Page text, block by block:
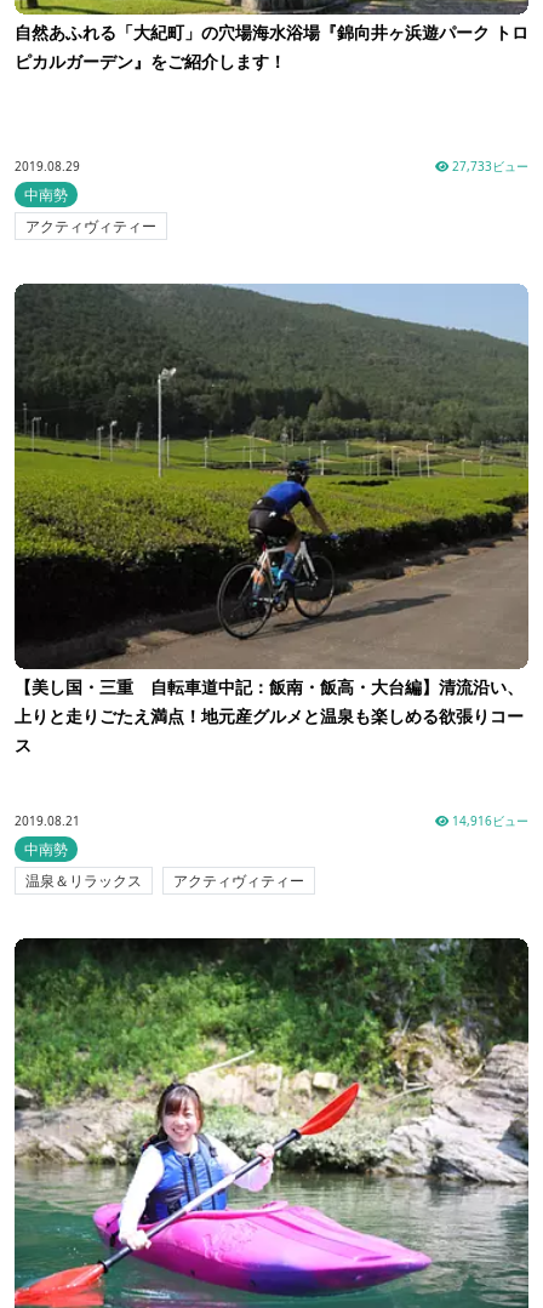
自然あふれる「大紀町」の穴場海水浴場『錦向井ヶ浜遊パーク トロ
ピカルガーデン』をご紹介します！
2019.08.29 27,733ビュー
中南勢
アクティヴィティー
【美し国・三重 自転車道中記：飯南・飯高・大台編】清流沿い、
上りと走りごたえ満点！地元産グルメと温泉も楽しめる欲張りコー
ス
2019.08.21 14,916ビュー
中南勢
温泉＆リラックス
アクティヴィティー